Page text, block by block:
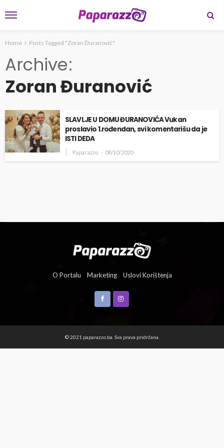
Home Posts Tagged "Zoran Đuranović"
Archive
Zoran Đuranović
SLAVLJE U DOMU ĐURANOVIĆA Vukan
proslavio 1.rođendan, svi komentarišu da je
ISTI DEDA
Paparazzo 08/10/2020
O Portalu Marketing Uslovi Korištenja
© 2021 paparazzo.ba. Sva prava pridržana.